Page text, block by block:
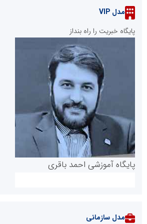
مدل VIP
پایگاه خبریت را راه بنداز
پایگاه آموزشی احمد باقری
مدل سازمانی